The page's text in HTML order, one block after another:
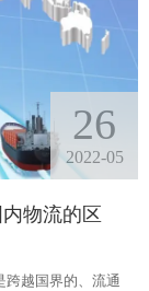
26
2022-05
物流的区
跨越国界的、流通